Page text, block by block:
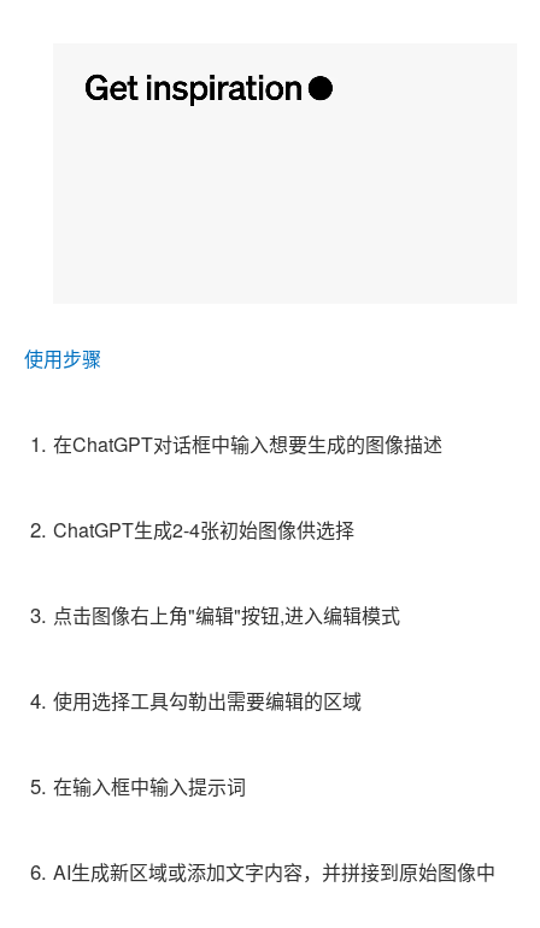
使用步骤
在ChatGPT对话框中输入想要生成的图像描述
ChatGPT生成2-4张初始图像供选择
点击图像右上角"编辑"按钮,进入编辑模式
使用选择工具勾勒出需要编辑的区域
在输入框中输入提示词
AI生成新区域或添加文字内容，并拼接到原始图像中